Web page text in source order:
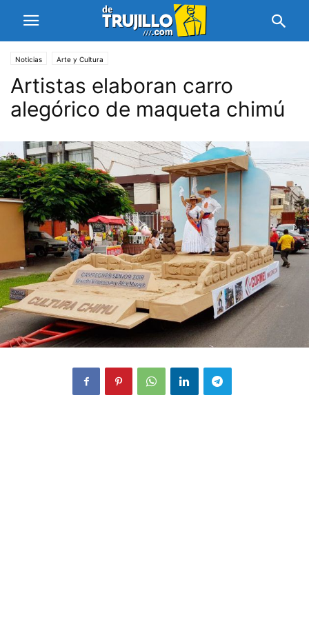
Noticias Arte y Cultura
Artistas elaboran carro
alegórico de maqueta chimú